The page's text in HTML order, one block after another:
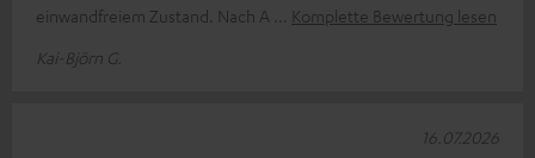
einwandfreiem Zustand. Nach A
Komplette Bewertung lesen
Kai-Björn G.
16.07.2026